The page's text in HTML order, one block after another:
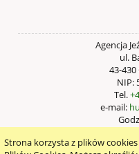
Strona korzysta z plików
Agencja
ul.
43-
NIP:
Tel.
e-mail: